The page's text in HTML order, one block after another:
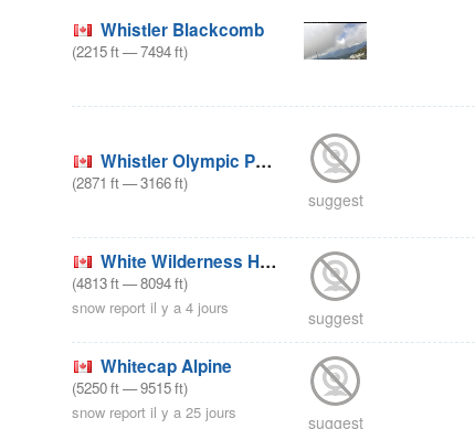
Whistler Blackcomb
(2215ft—7494ft)
Whistler Olympic Park
(2871 ft—3166ft)
suggest
White Wilderness Heliskiing
(4813ft—8094ft)
snow report il y a 4 jours
suggest
Whitecap Alpine
(5250ft—9515ft)
snow report il y a 25 jours
suggest